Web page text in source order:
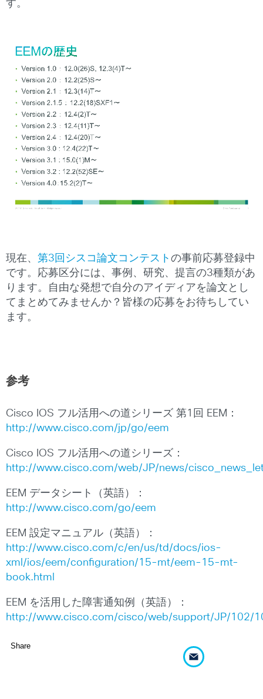
す。
現在、 第3回シスコ論文コンテスト の事前応募登録中
です。応募区分には、事例、研究、提言の3種類があ
ります。自由な発想で自分のアイディアを論文とし
てまとめてみませんか？皆様の応募をお待ちしてい
ます。
参考
Cisco IOS フル活用への道シリーズ 第1回 EEM：
http://www.cisco.com/jp/go/eem
Cisco IOS フル活用への道シリーズ：
http://www.cisco.com/web/JP/news/
EEM データシート（英語）：
http://www.cisco.com/go/eem
EEM 設定マニュアル（英語）：
http://www.cisco.com/c/en/us/td/docs/ios-
xml/ios/eem/configuration/15-mt/eem-15-mt-
book.html
EEM を活用した障害通知例（英語）：
http://www.cisco.com/cisco/web/support/JP/102/
Share